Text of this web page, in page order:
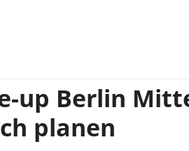
up Berlin
planen